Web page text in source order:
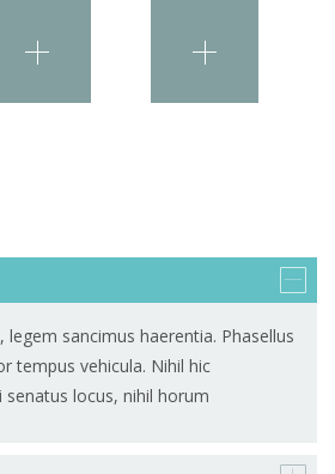
sancimus haerentia. Phasellus
tempus vehicula. Nihil hic
locus, nihil horum